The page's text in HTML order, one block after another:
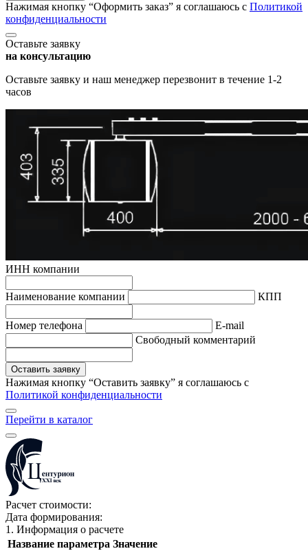
Нажимая кнопку “Оформить заказ” я соглашаюсь с Политикой
конфиденциальности
Оставьте заявку
на консультацию
Оставьте заявку и наш менеджер перезвонит в течение 1-2
часов
ИНН компании
Наименование компании КПП
Hомер телефона
E-mail
Свободный комментарий
Оставить заявку
Нажимая кнопку “Оставить заявку” я соглашаюсь с
Политикой конфиденциальности
Перейти в каталог
Расчет стоимости:
Дата формирования:
1. Информация о расчете
Название параметра Значение